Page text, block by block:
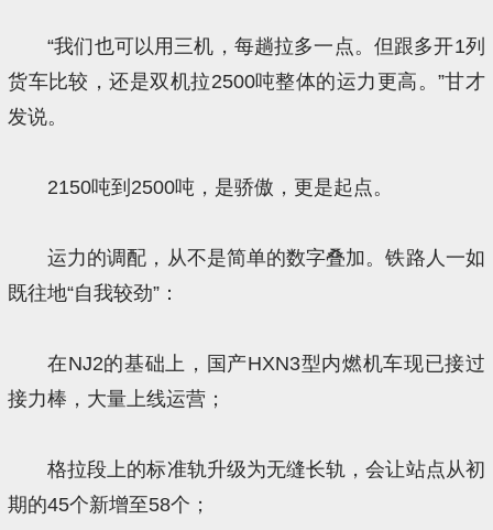
“我们也可以用三机，每趟拉多一点。但跟多开1列
货车比较，还是双机拉2500吨整体的运力更高。”甘才
发说。
2150吨到2500吨，是骄傲，更是起点。
运力的调配，从不是简单的数字叠加。铁路人一如
既往地“自我较劲”：
在NJ2的基础上，国产HXN3型内燃机车现已接过
接力棒，大量上线运营；
格拉段上的标准轨升级为无缝长轨，会让站点从初
期的45个新增至58个；